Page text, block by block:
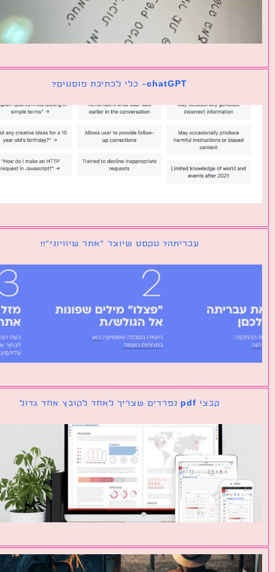
chatGPT- כלי לכתיבת פוסטים?
עבריתה? טקסט שיוצר ״אתר שיוויוני״!!